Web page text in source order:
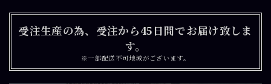
受注生産の為、受注から45日間でお届け致しま
す。
※一部配送不可地域がございます。